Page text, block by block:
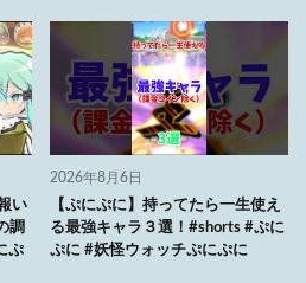
い
調
ぷ
2026年8月6日
【ぷにぷに】持ってたら一生使え
る最強キャラ３選！#shorts #ぷに
ぷに #妖怪ウォッチぷにぷに